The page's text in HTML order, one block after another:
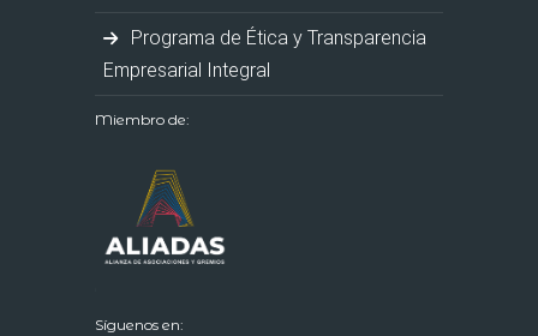
Programa de Ética y Transparencia
Empresarial Integral
Miembro de:
Síguenos en: